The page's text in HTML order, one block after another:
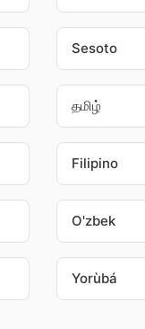
Sesoto
தமிழ்
Filipino
O'zbek
Yorùbá